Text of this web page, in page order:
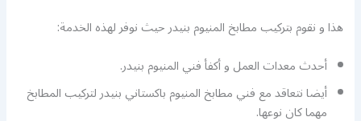
هذا و نقوم بتركيب مطابخ المنيوم بنيدر حيث نوفر لهذه الخدمة:
أحدث معدات العمل و أكفأ فني المنيوم بنيدر.
أيضا نتعاقد مع فني مطابخ المنيوم باكستاني بنيدر لتركيب المطابخ
مهما كان نوعها.